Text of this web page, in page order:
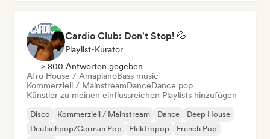
Cardio Club: Don't Stop! 💦
Playlist-Kurator
> 800 Antworten gegeben
Afro House / AmapianoBass music
Kommerziell / MainstreamDanceDance pop
Künstler zu meinen einflussreichen Playlists hinzufügen
Disco Kommerziell / Mainstream Dance
Deep House
Deutschpop/German Pop
Elektropop
French Pop